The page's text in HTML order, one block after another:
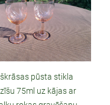
pūsta stikla
75ml uz kājas ar